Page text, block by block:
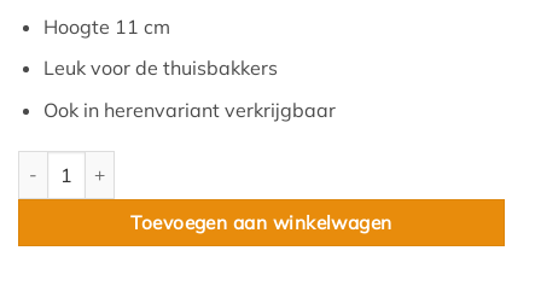
Hoogte 11 cm
Leuk voor de thuisbakkers
Ook in herenvariant verkrijgbaar
Toevoegen aan winkelwagen